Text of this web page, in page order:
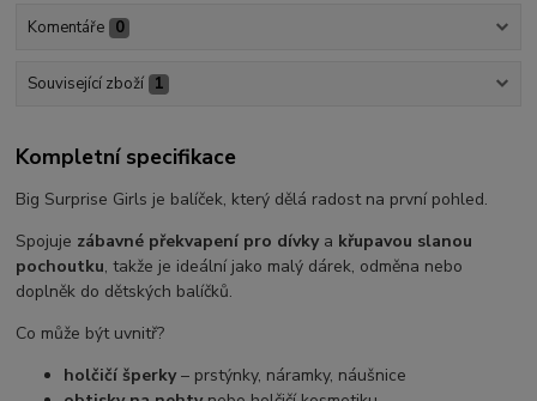
Komentáře 0
Související zboží 1
Kompletní specifikace
Big Surprise Girls je balíček, který dělá radost na první pohled.
Spojuje zábavné překvapení pro dívkya křupavou slanou
pochoutku, takže je ideální jako malý dárek, odměna nebo
doplněk do dětských balíčků.
Co může být uvnitř?
holčičí šperky– prstýnky, náramky, náušnice